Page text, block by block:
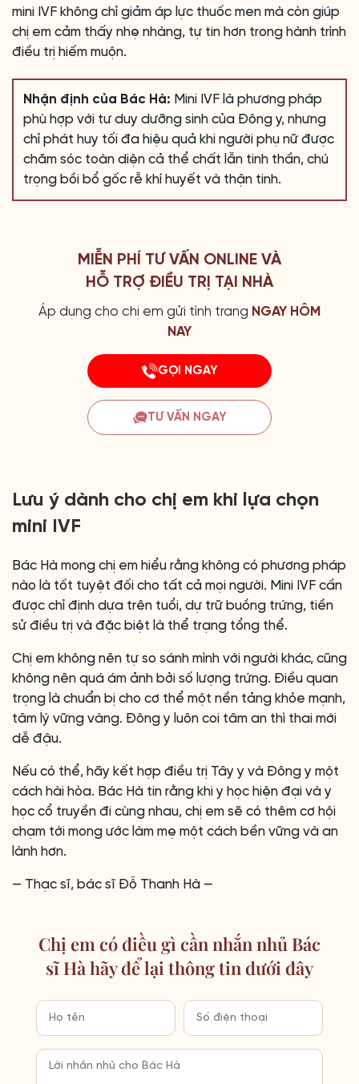
mini IVF không chỉ giảm áp lực thuốc men mà còn giúp
chị em cảm thấy nhẹ nhàng, tự tin hơn trong hành trình
điều trị hiếm muộn.
Nhận định của Bác Hà: Mini IVF là phương pháp
phù hợp với tư duy dưỡng sinh của Đông y, nhưng
chỉ phát huy tối đa hiệu quả khi người phụ nữ được
chăm sóc toàn diện cả thể chất lẫn tinh thần, chú
trọng bồi bổ gốc rễ khí huyết và thận tinh.
MIỄN PHÍ TƯ VẤN ONLINE VÀ
HỖ TRỢ ĐIỀU TRỊ TẠI NHÀ
Áp dụng cho chị em gửi tình trang NGAY HÔM
NAY
GỌI NGAY
TƯ VẤN NGAY
Lưu ý dành cho chị em khi lựa chọn
mini IVF
Bác Hà mong chị em hiểu rằng không có phương pháp
nào là tốt tuyệt đối cho tất cả mọi người. Mini IVF cần
được chỉ định dựa trên tuổi, dự trữ buồng trứng, tiền
sử điều trị và đặc biệt là thể trạng tổng thể.
Chị em không nên tự so sánh mình với người khác, cũng
không nên quá ám ảnh bởi số lượng trứng. Điều quan
trọng là chuẩn bị cho cơ thể một nền tảng khỏe mạnh,
tâm lý vững vàng. Đông y luôn coi tâm an thì thai mới
dễ đậu.
Nếu có thể, hãy kết hợp điều trị Tây y và Đông y một
cách hài hòa. Bác Hà tin rằng khi y học hiện đại và y
học cổ truyền đi cùng nhau, chị em sẽ có thêm cơ hội
chạm tới mong ước làm mẹ một cách bền vững và an
lành hơn.
— Thạc sĩ, bác sĩ Đỗ Thanh Hà —
Chị em có điều gì cần nhắn nhủ Bác
sĩ Hà hãy để lại thông tin dưới đây